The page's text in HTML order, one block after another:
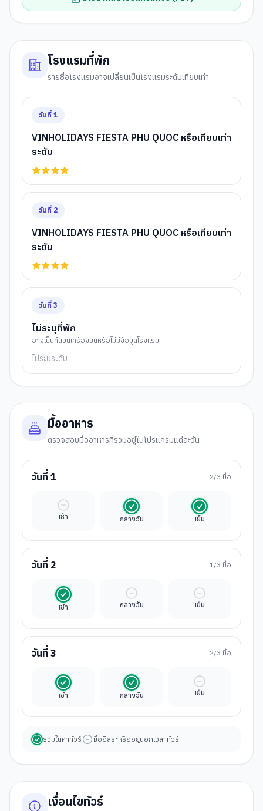
โรงแรมที่พัก
รายชื่อโรงแรมอาจเปลี่ยนเป็นโรงแรมระดับเทียบเท่า
วันที่ 1
VINHOLIDAYS FIESTA PHU QUOC หรือเทียบเท่า
ระดับ
วันที่ 2
VINHOLIDAYS FIESTA PHU QUOC หรือเทียบเท่า
ระดับ
วันที่ 3
ไม่ระบุที่พัก
อาจเป็นคืนบนเครื่องบินหรือไม่มีข้อมูลโรงแรม
ไม่ระบุระดับ
มื้ออาหาร
ตรวจสอบมื้ออาหารที่รวมอยู่ในโปรแกรมแต่ละวัน
วันที่ 1 2/3 มื้อ
เช้า
มื้ออิสระ
กลางวัน
รวมในค่าทัวร์
เย็น
รวมในค่าทัวร์
วันที่ 2 1/3 มื้อ
เช้า
รวมในค่าทัวร์
กลางวัน
มื้ออิสระ
เย็น
มื้ออิสระ
วันที่ 3 2/3 มื้อ
เช้า
รวมในค่าทัวร์
กลางวัน
รวมในค่าทัวร์
เย็น
มื้ออิสระ
รวมในค่าทัวร์ มื้ออิสระหรืออยู่นอกเวลาทัวร์
เงื่อนไขทัวร์